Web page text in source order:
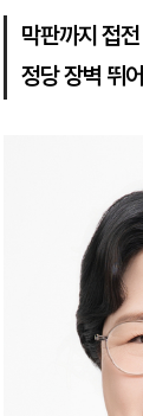
막판까지 접
정당 장벽 뛰